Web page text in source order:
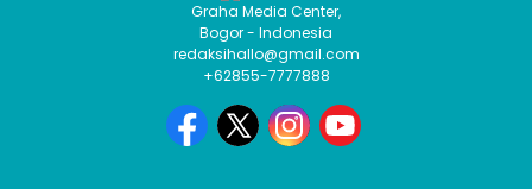
Graha Media Center,
Bogor - Indonesia
redaksihallo@gmail.com
+62855-7777888